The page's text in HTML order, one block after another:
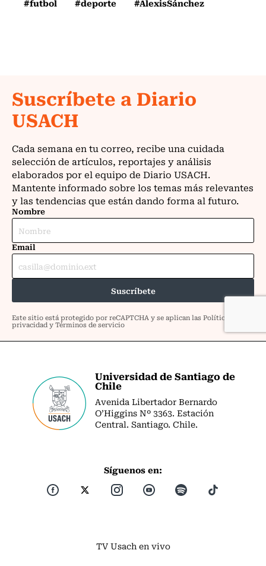
#futbol #deporte #AlexisSánchez
Universidad de Santiago de
Chile
Avenida Libertador Bernardo
O’Higgins Nº 3363. Estación
Central. Santiago. Chile.
Síguenos en:
TV Usach en vivo